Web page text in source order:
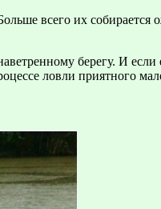
всего их собирается
берегу. И
ловли приятного